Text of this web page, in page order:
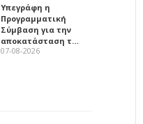
Υπεγράφη η
Προγραμματική
Σύμβαση για την
αποκατάσταση τ…
07-08-2026